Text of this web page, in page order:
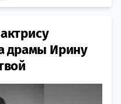
драмы Ирину